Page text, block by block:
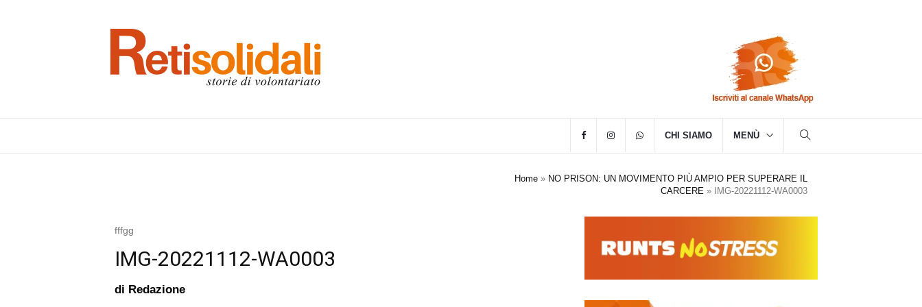
CHI SIAMO MENÙ
Home » NO PRISON: UN MOVIMENTO PIÙ AMPIO PER SUPERARE IL
CARCERE » IMG-20221112-WA0003
fffgg
IMG-20221112-WA0003
di Redazione